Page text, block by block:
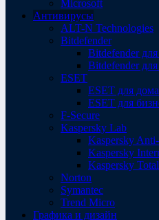
Microsoft
Антивирусы
ALT-N Technologies
Bitdefender
Bitdefender
Bitdefender для
ESET
ESET для дома
ESET для
F-Secure
Kaspersky Lab
Kaspersky
Kaspersky
Kaspersky
Norton
Symantec
Trend Micro
Графика и дизайн